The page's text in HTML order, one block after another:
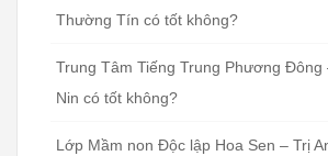
Thường Tín có tốt không?
Trung Tâm Tiếng Trung Phương Đông
Nin có tốt không?
Lớp Mầm non Độc lập Hoa Sen – Trị